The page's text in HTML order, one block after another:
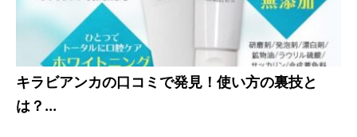
キラビアンカの口コミで発見！使い方の裏技と
は？...